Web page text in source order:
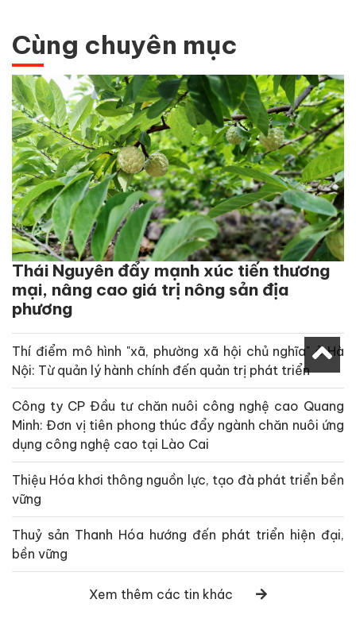
Cùng chuyên mục
Thái Nguyên đẩy mạnh xúc tiến thương
mại, nâng cao giá trị nông sản địa
phương
Thí điểm mô hình "xã, phường xã hội chủ nghĩa" ở Hà
Nội: Từ quản lý hành chính đến quản trị phát triển
Công ty CP Đầu tư chăn nuôi công nghệ cao Quang
Minh: Đơn vị tiên phong thúc đẩy ngành chăn nuôi ứng
dụng công nghệ cao tại Lào Cai
Thiệu Hóa khơi thông nguồn lực, tạo đà phát triển bền
vững
Thuỷ sản Thanh Hóa hướng đến phát triển hiện đại,
bền vững
Xem thêm các tin khác